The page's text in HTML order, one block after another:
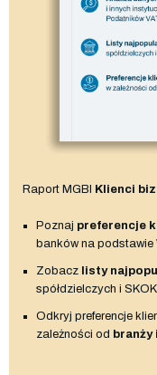
Raport MGBI Klienci
Poznaj preferencje
banków na podstawie
Zobacz listy
spółdzielczych i
Odkryj preferencje
zależności od